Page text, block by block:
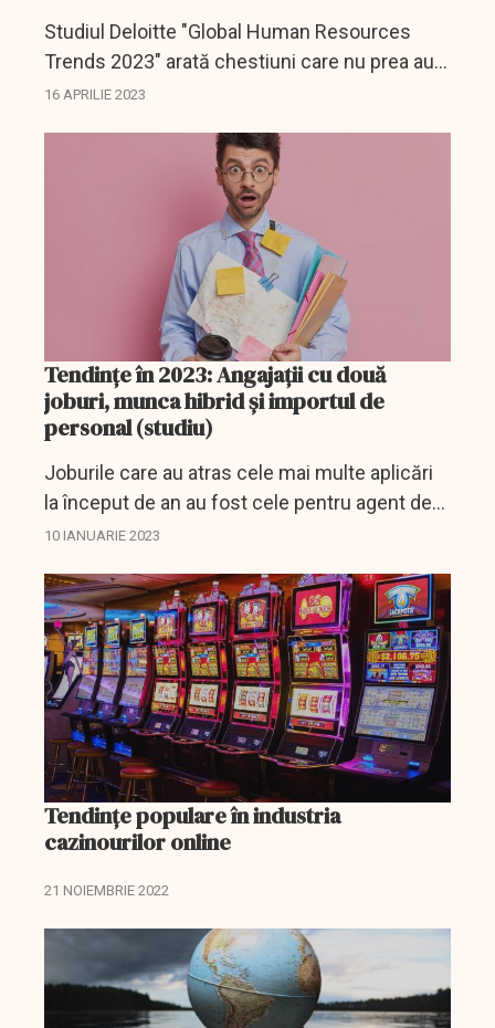
Studiul Deloitte "Global Human Resources
Trends 2023" arată chestiuni care nu prea au
fost luate în seamă, cel puțin ăn Europa
16 APRILIE 2023
Tendințe în 2023: Angajații cu două
joburi, munca hibrid și importul de
personal (studiu)
Joburile care au atras cele mai multe aplicări
la început de an au fost cele pentru agent de
vânzări remote, junior banker, operator
casier în...
10 IANUARIE 2023
Tendințe populare în industria
cazinourilor online
21 NOIEMBRIE 2022